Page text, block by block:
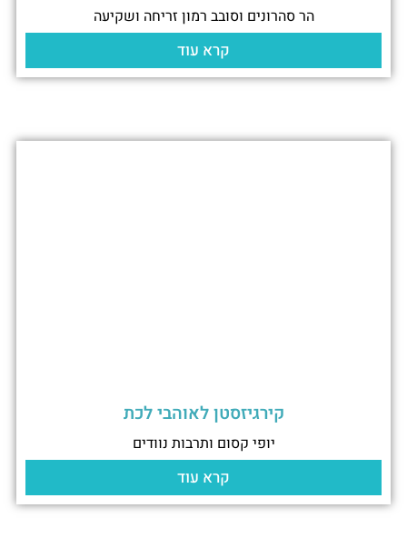
הר סהרונים וסובב רמון זריחה ושקיעה
קרא עוד
קירגיזסטן לאוהבי לכת
יופי קסום ותרבות נוודים
קרא עוד